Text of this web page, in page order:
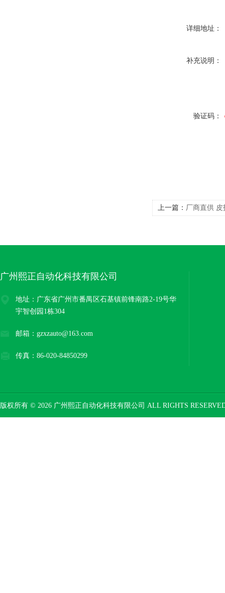
详细地址：
补充说明：
验证码：
上一篇： 厂商直供
广州熙正自动化科技有限公司
地址：广东省广州市番禺区石基镇前锋南路2-19号华
宇智创园1栋304
邮箱：gzxzauto@163.com
传真：86-020-84850299
版权所有 © 2026 广州熙正自动化科技有限公司 ALL RIGHTS